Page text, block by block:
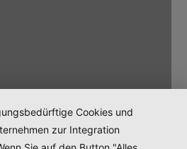
Cookies und
zur Integration